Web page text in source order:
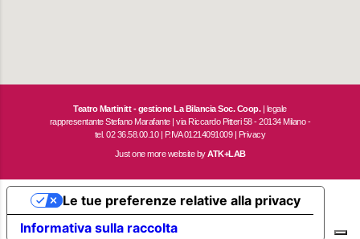
Teatro Martinitt - gestione La Bilancia Soc. Coop.| legale
rappresentante Stefano Marafante | via Riccardo Pitteri 58 - 20134 Milano -
tel. 02 36.58.00.10 | P.IVA 01214091009 | Privacy
Just one more website byATK+LAB
Informativa sulla raccolta
Le tue preferenze relative alla privacy